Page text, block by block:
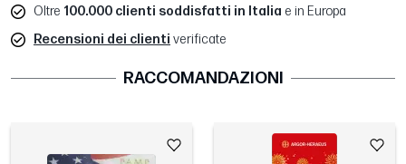
Oltre 100.000 clienti soddisfatti in Italia e in Europa
Recensioni dei clienti verificate
RACCOMANDAZIONI